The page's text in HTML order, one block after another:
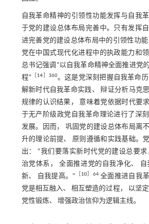
自我革命精神的引领性功能发挥与自我
于党的建设总体布局完善中。只有发挥
进完善党的建设总体布局中的引领性功
党在中国式现代化进程中的执政能力和
总书记强调“以自我革命精神全面推进党
程”
14 ］360。这是党深刻把握自我革命
解新时代自我革命实践、 辩证分析马克
规律的认识结果， 意味着党依据时代要
于无产阶级政党自我革命理论进行了深
发展。因而， 巩固党的建设总体布局离
升的理论前提、 原则遵循和实践基础。
出： “我们要落实新时代党的建设总要
治党体系， 全面推进党的自我净化、
新、 自我提高。”
10 ］64全面推进自我
党是相互融入、 相互塑造的过程， 以坚
党性锻炼、 增强政治信仰为逻辑主线。